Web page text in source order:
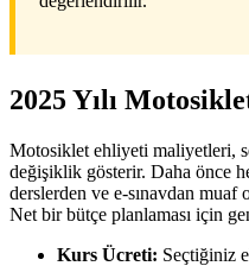
2025 Yılı
Motosiklet ehliyeti maliyetleri,
değişiklik gösterir. Daha önce
derslerden ve e-sınavdan muaf
Net bir bütçe planlaması için
Kurs Ücreti: Seçtiğiniz